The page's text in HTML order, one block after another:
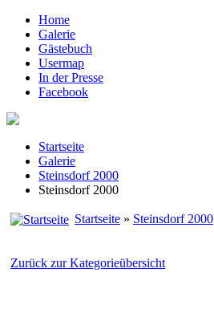
Home
Galerie
Gästebuch
Usermap
In der Presse
Facebook
Startseite
Galerie
Steinsdorf 2000
Steinsdorf 2000
Startseite » Steinsdorf 2000
Zurück zur Kategorieübersicht